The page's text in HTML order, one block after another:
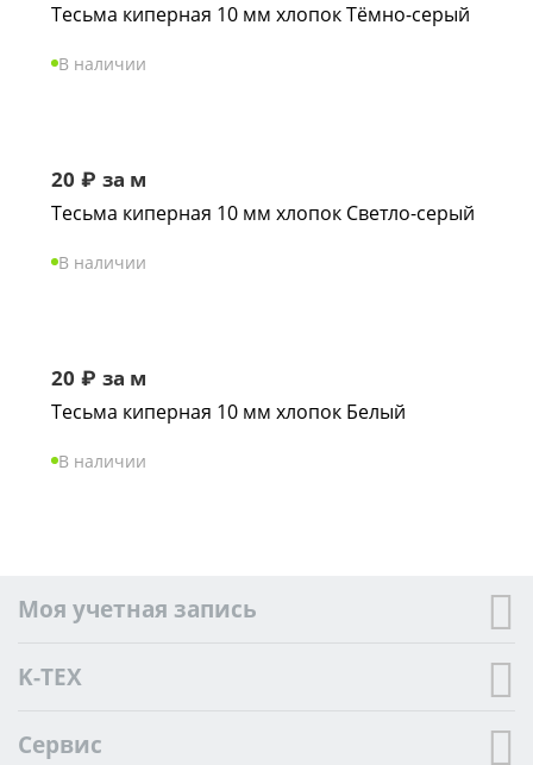
Тесьма киперная 10 мм хлопок Тёмно-серый
В наличии
20 ₽ за м
Тесьма киперная 10 мм хлопок Светло-серый
В наличии
20 ₽ за м
Тесьма киперная 10 мм хлопок Белый
В наличии
Моя учетная запись
K-TEX
Сервис